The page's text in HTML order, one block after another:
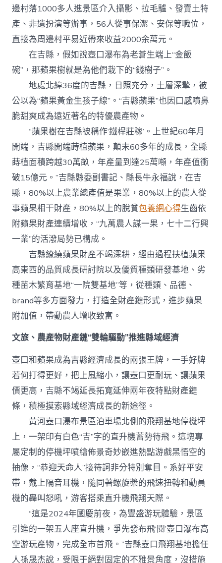
邊村落1000多人進景區介入攝影、拉毛驢、發賣土特
產、非遺扮演等辦事，56人從事保潔、安保等職位，
直接為周邊村平易近帶來收益2000余萬元。
在吉縣，假如說壺口瀑布為老蒼生端上“金飯
碗”，那蘋果樹就是為他們栽下的“錢樹子”。
地處北緯36度的吉縣，日照充分，土層深摯，被
公以為“蘋果黃金生孩子線”。“吉縣蘋果”也因口感噴鼻
脆甜爽成為遠近著名的特優農產物。
“蘋果樹在吉縣被稱作‘鐵桿莊稼’。上世紀60年月
開端，吉縣開端蒔植蘋果，顛末60多年的成長，全縣
蒔植面積跨越30萬畝，年產量到達25萬噸，年產值衝
破15億元。”吉縣縣委副書記、縣長牛永福說，在吉
縣，80%以上農業總產值是果業，80%以上的農人從
事蘋果相干財產，80%以上的脫貧包養網心得生齒依
附蘋果財產連續增收，“九萬農人謀一果，七十二行興
一業”的活潑局勢已構成。
吉縣繚繞蘋果財產不竭深耕，經由過程扶植蘋果
高東西的品質成長研討院以及優質種類研發基地、劣
種苗木繁育基地“一院雙基地”等，從種類、品德、
brand等多方面發力，打造全財產鏈形式，進步蘋果
附加值，帶動農人增收致富。
文旅、農產物財產鏈“雙輪驅動”推進縣域經濟
壺口和蘋果成為吉縣經濟成長的兩張王牌，一手好牌
若何打得更好，把上風縮小，讓壺口更耐玩、讓蘋果
價更高，吉縣不竭延長拓寬延伸兩年夜特點財產鏈
條，積極摸索縣域經濟成長的新途徑。
黃河壺口瀑布景區泊車場北側的飛翔基地停機坪
上，一架印有白色“吉”字的直升機蓄勢待飛。這塊專
屬定制的停機坪噴繪佈景奇妙嵌進熱點游戲黑悟空的
抽像，“恭迎天命人”接待詞非分特別奪目。系好平安
帶，戴上隔音耳機，隨同著螺旋槳的飛速扭轉和動員
機的轟叫怒吼，游客搭乘直升機飛翔天際。
“這是2024年國慶前夜，為豐盛游玩體驗，景區
引進的一架五人座直升機，爭先發布飛‘閱’壺口瀑布高
空游玩產物，完成全市首飛。”吉縣壺口飛翔基地擔任
人孫晟杰說，受限于絕對固定的不雅景角度，沒措施